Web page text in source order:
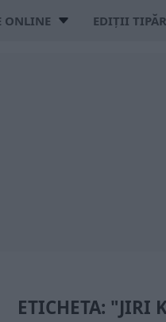
ONLINE EDIȚII
ETICHETA: "JIRI